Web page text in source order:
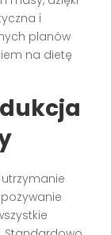
i
planów
na dietę